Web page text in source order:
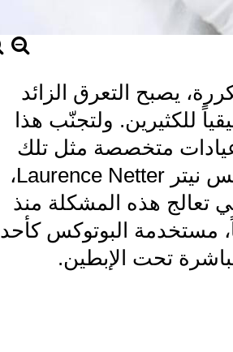
يصبح التعرق الزائد
للكثيرين. ولتجنّب هذا
عيادات متخصصة مثل تلك
التي تديرها الدكتورة لورانس نيتر Laurence Netter‎،
تعالج هذه المشكلة منذ
مستخدمة البوتوكس كأحد
تحت الإبطين.